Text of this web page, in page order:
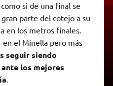
si de una final se
parte del cotejo a su
en los metros finales.
el Minella pero más
seguir siendo
los mejores
.